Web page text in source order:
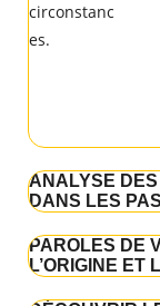
ANALYSE
DANS LES
PAROLES DE
L’ORIGINE ET